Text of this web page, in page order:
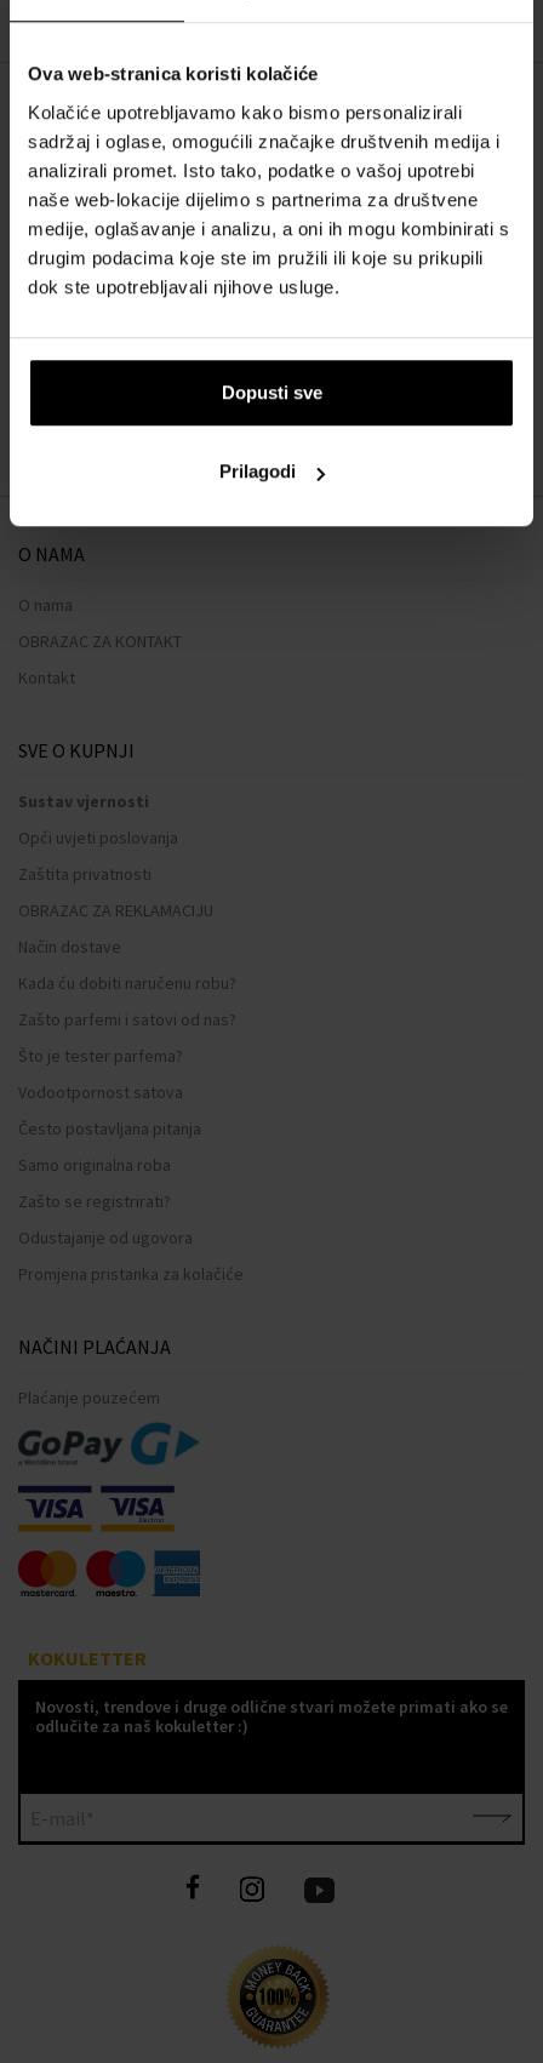
Ova web-stranica koristi kolačiće
Kolačiće upotrebljavamo kako bismo personalizirali
sadržaj i oglase, omogućili značajke društvenih medija i
analizirali promet. Isto tako, podatke o vašoj upotrebi
naše web-lokacije dijelimo s partnerima za društvene
medije, oglašavanje i analizu, a oni ih mogu kombinirati s
drugim podacima koje ste im pružili ili koje su prikupili
dok ste upotrebljavali njihove usluge.
Dopusti sve
Prilagodi
OPIS
POJEDINOSTI
O BRENDU
Naš izbor skrojen samo za vas
O NAMA
O nama
OBRAZAC ZA KONTAKT
Kontakt
SVE O KUPNJI
Sustav vjernosti
Opći uvjeti poslovanja
Zaštita privatnosti
OBRAZAC ZA REKLAMACIJU
Način dostave
Kada ću dobiti naručenu robu?
Zašto parfemi i satovi od nas?
Što je tester parfema?
Vodootpornost satova
Često postavljana pitanja
Samo originalna roba
Zašto se registrirati?
Odustajanje od ugovora
Promjena pristanka za kolačiće
NAČINI PLAĆANJA
Plaćanje pouzećem
KOKULETTER
Novosti, trendove i druge odlične stvari možete primati ako se
odlučite za naš kokuletter :)